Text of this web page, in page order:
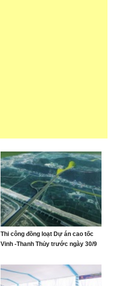
Thi công đồng loạt Dự án cao tốc
Vinh -Thanh Thủy trước ngày 30/9